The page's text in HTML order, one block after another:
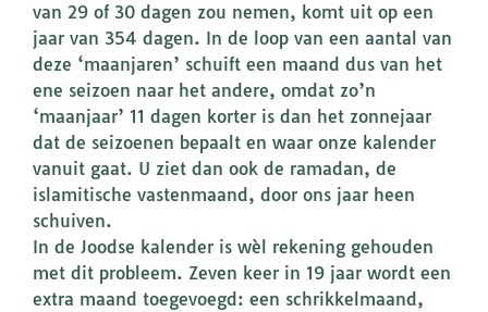
van 29 of 30 dagen zou nemen, komt uit op een
jaar van 354 dagen. In de loop van een aantal van
deze ‘maanjaren’ schuift een maand dus van het
ene seizoen naar het andere, omdat zo’n
‘maanjaar’ 11 dagen korter is dan het zonnejaar
dat de seizoenen bepaalt en waar onze kalender
vanuit gaat. U ziet dan ook de ramadan, de
islamitische vastenmaand, door ons jaar heen
schuiven.
In de Joodse kalender is wèl rekening gehouden
met dit probleem. Zeven keer in 19 jaar wordt een
extra maand toegevoegd: een schrikkelmaand,